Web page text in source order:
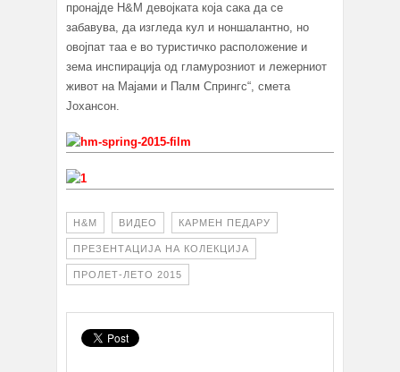
пронајде H&M девојката која сака да се
забавува, да изгледа кул и ноншалантно, но
овојпат таа е во туристичко расположение и
зема инспирација од гламурозниот и лежерниот
живот на Мајами и Палм Спрингс“, смета
Јохансон.
H&M ВИДЕО КАРМЕН ПЕДАРУ
ПРЕЗЕНТАЦИЈА НА КОЛЕКЦИЈА
ПРОЛЕТ-ЛЕТО 2015